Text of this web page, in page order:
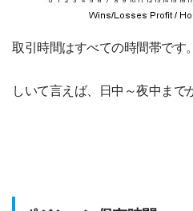
取引時間はすべての時間帯です
しいて言えば、日中～夜中まで